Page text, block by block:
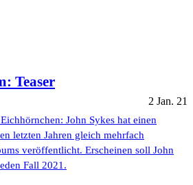
Teaser
2 Jan. 21
John Sykes hat einen
letzten Jahren gleich mehrfach
veröffentlicht. Erscheinen soll John
Fall 2021.